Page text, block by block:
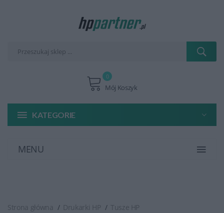
Mój Koszyk
0
KATEGORIE
MENU
Strona główna Drukarki HP Tusze HP